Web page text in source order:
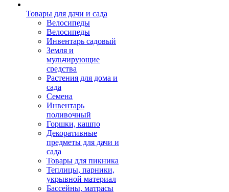
Товары для дачи и сада
Велосипеды
Велосипеды
Инвентарь садовый
Земля и
мульчирующие
средства
Растения для дома и
сада
Семена
Инвентарь
поливочный
Горшки, кашпо
Декоративные
предметы для дачи и
сада
Товары для пикника
Теплицы, парники,
укрывной материал
Бассейны, матрасы